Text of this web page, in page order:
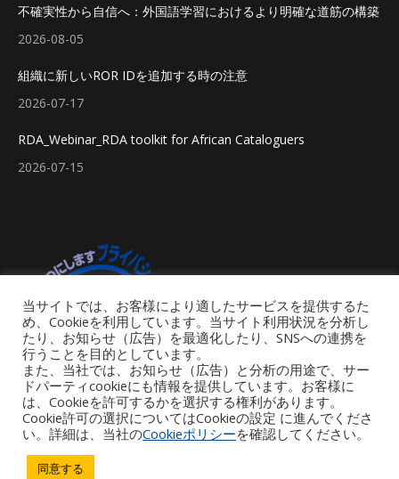
不確実性から自信へ：外国語学習におけるより明確な道筋の構築
2026-08-05
組織に新しいROR IDを追加する時の注意
2026-07-17
RDA_Webinar_RDA toolkit for African Cataloguers
2026-07-15
Copyright © 2026 iGroup Japan. All rights reserved. Powered by iGroup
当サイトでは、お客様により適したサービスを提供するた
め、Cookieを利用しています。当サイト利用状況を分析し
たり、お知らせ（広告）を最適化したり、SNSへの連携を
行うことを目的としています。
また、当社では、お知らせ（広告）と分析の用途で、サー
ドパーティcookieにも情報を提供しています。お客様に
は、Cookieを許可するかを選択する権利があります。
Cookie許可の選択についてはCookieの設定 に進んでくださ
い。詳細は、当社のCookieポリシーを確認してください。
同意する